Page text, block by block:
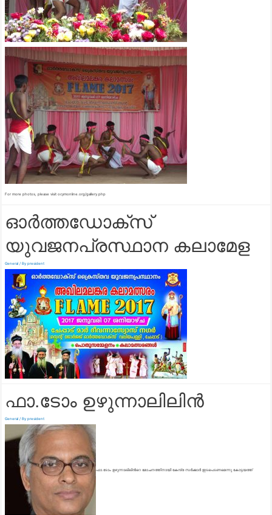
For more photos, please visit ocymonline.org/gallery.php
ഓർത്തഡോക്സ്
യുവജനപ്രസ്ഥാന കലാമേള
General/ By president
ഫാ.ടോം ഉഴുന്നാലിലിന്‍
General/ By president
ഫാ.ടോം ഉഴുന്നാലിലിന്‍റെ മോചനത്തിനായി കേന്ദ്ര സര്‍ക്കാര്‍ ഇടപെടണമെന്നു കോട്ടയത്ത്